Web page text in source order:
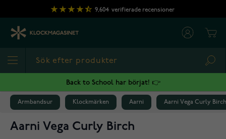
Hoppa till innehållet
9,604 verifierade recensioner
Back to School har börjat! 👉
Armbandsur Klockmärken Aarni Aarni Vega Curly Birch
Aarni Vega Curly Birch